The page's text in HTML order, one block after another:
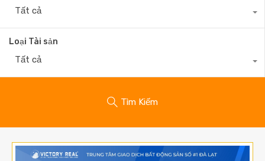
Tất cả
Loại Tài sản
Tất cả
Tìm Kiếm